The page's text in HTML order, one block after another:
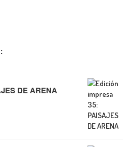
DE ARENA